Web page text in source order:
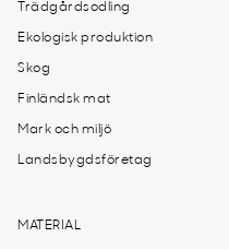
Trädgårdsodling
Ekologisk produktion
Skog
Finländsk mat
Mark och miljö
Landsbygdsföretag
MATERIAL